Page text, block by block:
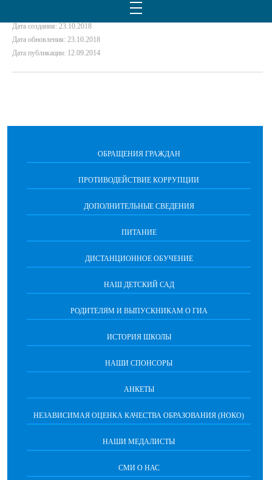
Дата создания: 23.10.2018
Дата обновления: 23.10.2018
Дата публикации: 12.09.2014
ОБРАЩЕНИЯ ГРАЖДАН
ПРОТИВОДЕЙСТВИЕ КОРРУПЦИИ
ДОПОЛНИТЕЛЬНЫЕ СВЕДЕНИЯ
ПИТАНИЕ
ДИСТАНЦИОННОЕ ОБУЧЕНИЕ
НАШ ДЕТСКИЙ САД
РОДИТЕЛЯМ И ВЫПУСКНИКАМ О ГИА
ИСТОРИЯ ШКОЛЫ
НАШИ СПОНСОРЫ
АНКЕТЫ
НЕЗАВИСИМАЯ ОЦЕНКА КАЧЕСТВА ОБРАЗОВАНИЯ (НОКО)
НАШИ МЕДАЛИСТЫ
СМИ О НАС